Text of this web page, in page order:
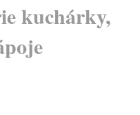
kuchárky,